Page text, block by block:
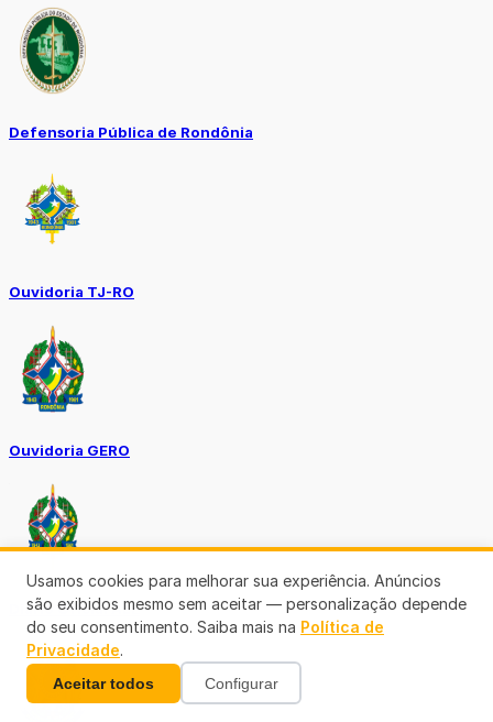
Defensoria Pública de Rondônia
Ouvidoria TJ-RO
Ouvidoria GERO
Diário Oficial ALE
Usamos cookies para melhorar sua experiência. Anúncios
são exibidos mesmo sem aceitar — personalização depende
do seu consentimento. Saiba mais na Política de
Privacidade.
Aceitar todos Configurar